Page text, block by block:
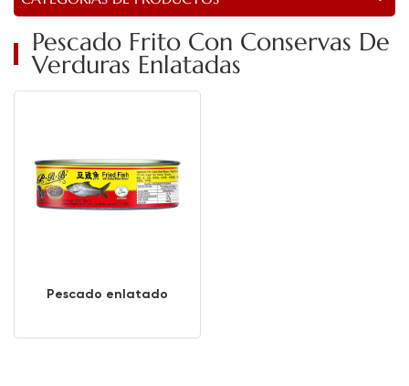
Pescado Frito Con Conservas De
Verduras Enlatadas
Pescado enlatado